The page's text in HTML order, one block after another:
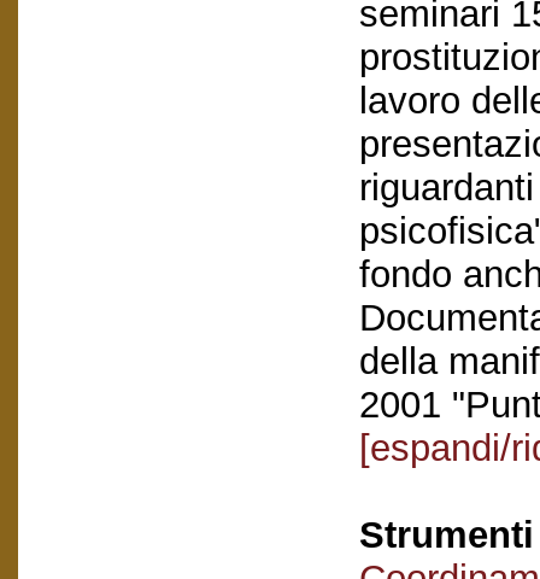
seminari
lavoro
fondo
della
2001
[espandi/